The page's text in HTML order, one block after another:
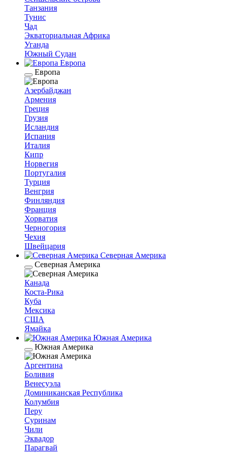
Танзания
Тунис
Чад
Экваториальная Африка
Уганда
Южный Судан
Европа
Европа
Азербайджан
Армения
Греция
Грузия
Исландия
Испания
Италия
Кипр
Норвегия
Португалия
Турция
Венгрия
Финляндия
Франция
Хорватия
Черногория
Чехия
Швейцария
Северная Америка
Северная Америка
Канада
Коста-Рика
Куба
Мексика
США
Ямайка
Южная Америка
Южная Америка
Аргентина
Боливия
Венесуэла
Доминиканская Республика
Колумбия
Перу
Суринам
Чили
Эквадор
Парагвай